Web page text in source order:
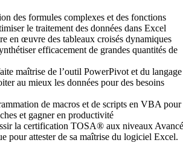
des formules complexes et des fonctions
le traitement des données dans Excel
en œuvre des tableaux croisés dynamiques
efficacement de grandes quantités de
maîtrise de l’outil PowerPivot et du langage
au mieux les données pour des besoins
de macros et de scripts en VBA pour
et gagner en productivité
la certification TOSA® aux niveaux Avancé
pour attester de sa maîtrise du logiciel Excel.